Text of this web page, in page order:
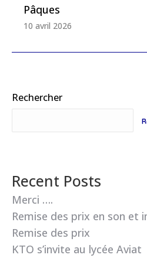
Pâques
10 avril 2026
Rechercher
Recent Posts
Merci ….
Remise des prix en son et
Remise des prix
KTO s’invite au lycée Aviat